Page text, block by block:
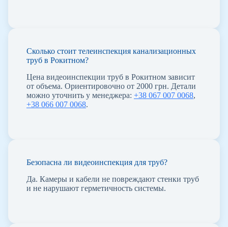
Сколько стоит телеинспекция канализационных
труб в Рокитном?
Цена видеоинспекции труб в Рокитном зависит
от объема. Ориентировочно от 2000 грн. Детали
можно уточнить у менеджера: +38 067 007 0068,
+38 066 007 0068.
Безопасна ли видеоинспекция для труб?
Да. Камеры и кабели не повреждают стенки труб
и не нарушают герметичность системы.